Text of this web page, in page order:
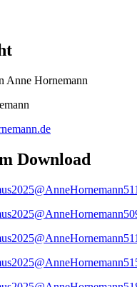
Anne Hornemann
Download